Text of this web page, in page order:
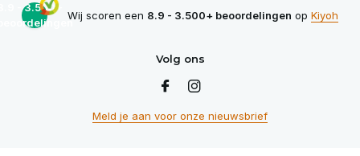
- 3.500+
Wij scoren een 8.9 - 3.500+ beoordelingen op Kiyoh
Volg ons
Meld je aan voor onze nieuwsbrief